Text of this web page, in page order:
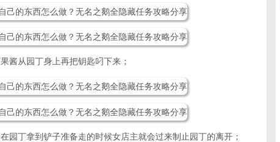
酱从园丁身上再把钥匙叼下来；
园丁拿到铲子准备走的时候女店主就会过来制止园丁的离开；